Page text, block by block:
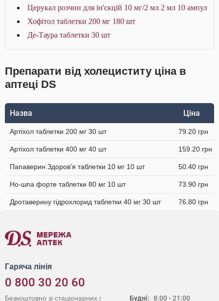
Церукал розчин для ін'єкцій 10 мг/2 мл 2 мл 10 ампул
Хофітол таблетки 200 мг 180 шт
Де-Таура таблетки 30 шт
Препарати від холециститу ціна в
аптеці DS
Назва Ціна
Артіхол таблетки 200 мг 30 шт 79.20 грн
Артіхол таблетки 400 мг 40 шт 159.20 грн
Папаверин Здоров'я таблетки 10 мг 10 шт 50.40 грн
Но-шпа форте таблетки 80 мг 10 шт 73.90 грн
Дротаверину гідрохлорид таблетки 40 мг 30 шт 76.80 грн
Гаряча лінія
0 800 30 20 60
Будні: 8:00 - 21:00
Безкоштовно зі стаціонарних і